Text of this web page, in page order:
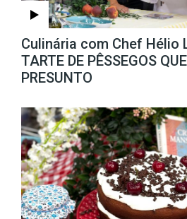
Culinária com Chef Hélio
TARTE DE PÊSSEGOS
PRESUNTO